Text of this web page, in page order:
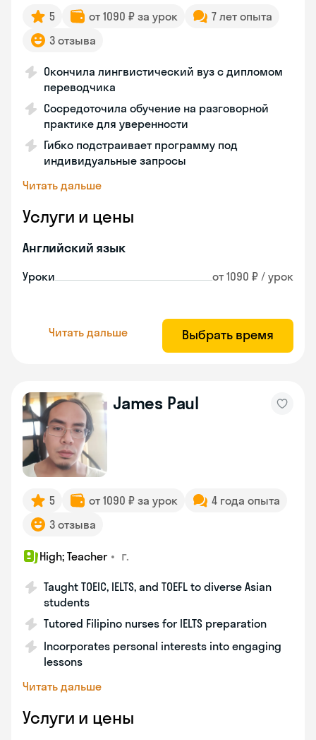
5 от 1090 ₽ за урок
7 лет опыта
3 отзыва
Окончила лингвистический вуз с дипломом
переводчика
Сосредоточила обучение на разговорной
практике для уверенности
Гибко подстраивает программу под
индивидуальные запросы
Читать дальше
Услуги и цены
Английский язык
Уроки от 1090 ₽ / урок
Читать дальше Выбрать время
James Paul
5 от 1090 ₽ за урок
4 года опыта
3 отзыва
High; Teacher • г.
Taught TOEIC, IELTS, and TOEFL to diverse Asian
students
Tutored Filipino nurses for IELTS preparation
Incorporates personal interests into engaging
lessons
Читать дальше
Услуги и цены